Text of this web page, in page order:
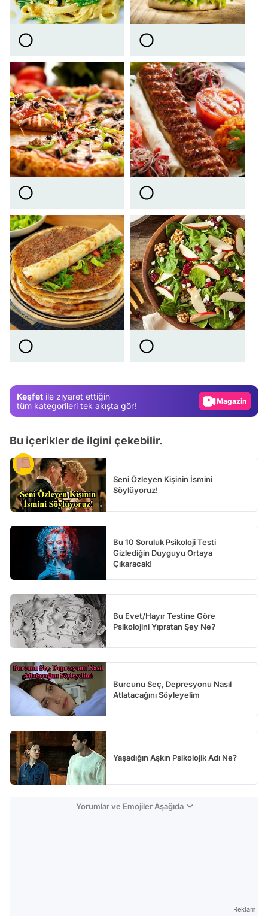
Keşfet ile ziyaret ettiğin
tüm kategorileri tek akışta gör!
Video
Gündem
Video
Bu içerikler de ilgini çekebilir.
Seni Özleyen Kişinin İsmini
Söylüyoruz!
Bu 10 Soruluk Psikoloji Testi
Gizlediğin Duyguyu Ortaya
Çıkaracak!
Bu Evet/Hayır Testine Göre
Psikolojini Yıpratan Şey Ne?
Burcunu Seç, Depresyonu Nasıl
Atlatacağını Söyleyelim
Yaşadığın Aşkın Psikolojik Adı Ne?
Yorumlar ve Emojiler Aşağıda
Reklam